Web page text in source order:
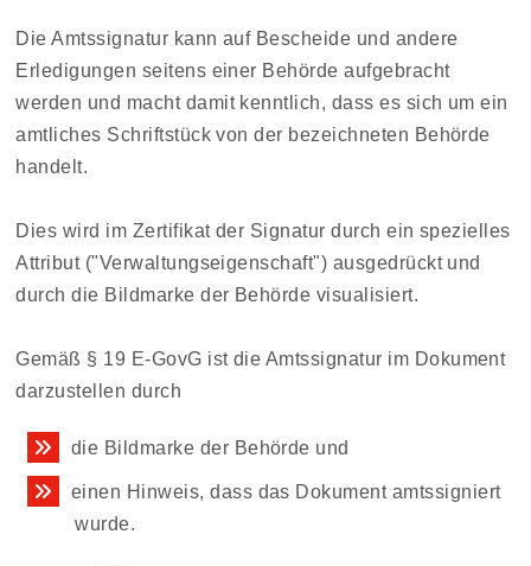
Die Amtssignatur kann auf Bescheide und andere
Erledigungen seitens einer Behörde aufgebracht
werden und macht damit kenntlich, dass es sich um ein
amtliches Schriftstück von der bezeichneten Behörde
handelt.
Dies wird im Zertifikat der Signatur durch ein spezielles
Attribut ("Verwaltungseigenschaft") ausgedrückt und
durch die Bildmarke der Behörde visualisiert.
Gemäß § 19 E-GovG ist die Amtssignatur im Dokument
darzustellen durch
die Bildmarke der Behörde und
einen Hinweis, dass das Dokument amtssigniert
wurde.